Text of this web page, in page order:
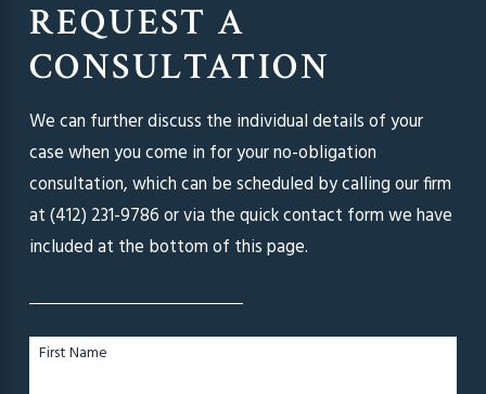
REQUEST A
CONSULTATION
We can further discuss the individual details of your
case when you come in for your no-obligation
consultation, which can be scheduled by calling our firm
at(412) 231-9786or via the quick contact form we have
included at the bottom of this page.
First Name